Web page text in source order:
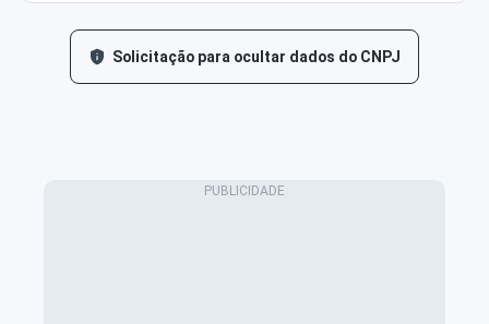
Solicitação para ocultar dados do CNPJ